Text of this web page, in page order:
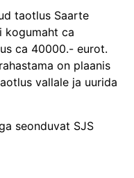
taotlus Saarte
kogumaht ca
ca 40000.- eurot.
on plaanis
vallale ja uurida
seonduvat SJS